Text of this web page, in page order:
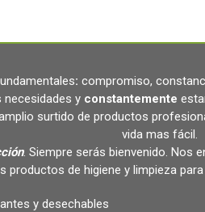
:compromiso,
necesidades y constantemente
surtido de productos
vida mas fácil.
. Siempre serás bienvenido. Nos
de higiene y limpieza
y desechables